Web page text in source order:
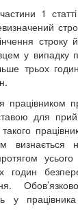
1
строку
у випадку
трьох
для
визнається
годин
у